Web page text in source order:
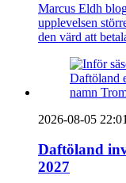
Marcus Eldh
upplevelsen
den värd att
2026-08-05 22:01
Daftöland
2027